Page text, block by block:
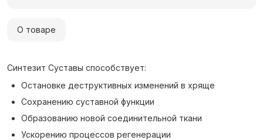
О товаре
Синтезит Суставы способствует:
Остановке деструктивных изменений в хряще
Сохранению суставной функции
Образованию новой соединительной ткани
Ускорению процессов регенерации